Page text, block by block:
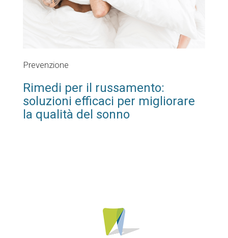
Prevenzione
Rimedi per il russamento:
soluzioni efficaci per migliorare
la qualità del sonno